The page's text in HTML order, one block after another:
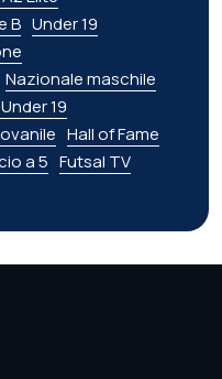
B Under 19
Nazionale maschile
19
Hall of Fame
a 5 Futsal TV